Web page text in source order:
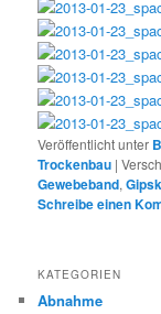
Veröffentlicht unter
Trockenbau |
Gewebeband,
Schreibe einen
KATEGORIEN
Abnahme